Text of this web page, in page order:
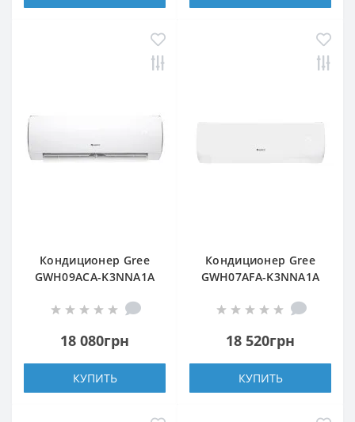
Кондиционер Gree
GWH09ACA-K3NNA1A
18 080грн
КУПИТЬ
Кондиционер Gree
GWH07AFA-K3NNA1A
18 520грн
КУПИТЬ